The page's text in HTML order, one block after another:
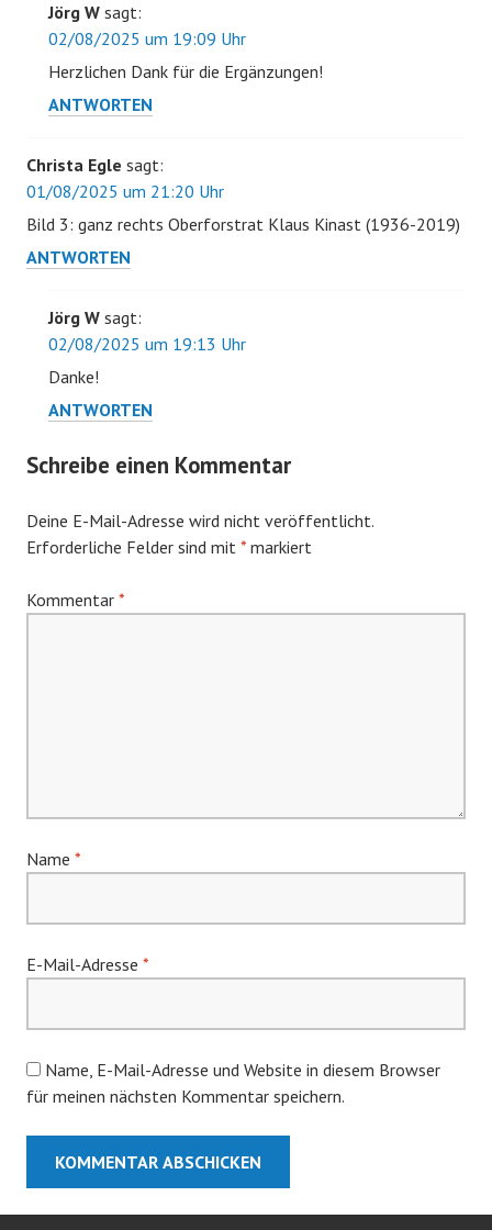
Jörg W sagt:
02/08/2025 um 19:09 Uhr
Herzlichen Dank für die Ergänzungen!
ANTWORTEN
Christa Egle sagt:
01/08/2025 um 21:20 Uhr
Bild 3: ganz rechts Oberforstrat Klaus Kinast (1936-2019)
ANTWORTEN
Jörg W sagt:
02/08/2025 um 19:13 Uhr
Danke!
ANTWORTEN
Schreibe einen Kommentar
Deine E-Mail-Adresse wird nicht veröffentlicht.
Erforderliche Felder sind mit * markiert
Kommentar *
Name *
E-Mail-Adresse *
Name, E-Mail-Adresse und Website in diesem Browser
für meinen nächsten Kommentar speichern.